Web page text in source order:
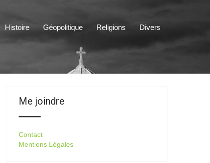
Histoire Géopolitique Religions Divers
Me joindre
Contact
Mentions Légales